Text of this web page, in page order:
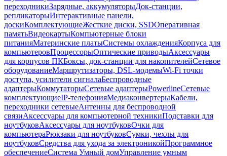
переходникиЗарядные, аккумуляторыДок-станции,
репликаторыИнтерактивные панели,
доскиКомплектующиеЖесткие диски, SSDОперативная
памятьВидеокартыКомпьютерные блоки
питанияМатеринские платыСистемы охлажденияКорпуса для
компьютеровПроцессорыОптические приводыАксессуары
для корпусов ПКБоксы, док-станции для накопителейСетевое
оборудованиеМаршрутизаторы, DSL-модемыWi-Fi точки
доступа, усилители сигналаБеспроводные
адаптерыКоммутаторыСетевые адаптерыPowerlineСетевые
комплектующиеIP-телефонияМедиаконвертерыКабели,
переходники сетевыеАнтенны для беспроводной
связиАксессуары для компьютерной техникиПодставки для
ноутбуковАксессуары для ноутбуковОчки для
компьютераРюкзаки для ноутбуковСумки, чехлы для
ноутбуковСредства для ухода за электроникойПрограммное
обеспечениеСистема Умный домУправление умным